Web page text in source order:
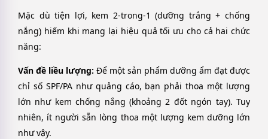
Mặc dù tiện lợi, kem 2-trong-1 (dưỡng trắng + chống
nắng) hiếm khi mang lại hiệu quả tối ưu cho cả hai chức
năng:
Vấn đề liều lượng: Để một sản phẩm dưỡng ẩm đạt được
chỉ số SPF/PA như quảng cáo, bạn phải thoa một lượng
lớn như kem chống nắng (khoảng 2 đốt ngón tay). Tuy
nhiên, ít người sẵn lòng thoa một lượng kem dưỡng lớn
như vậy.